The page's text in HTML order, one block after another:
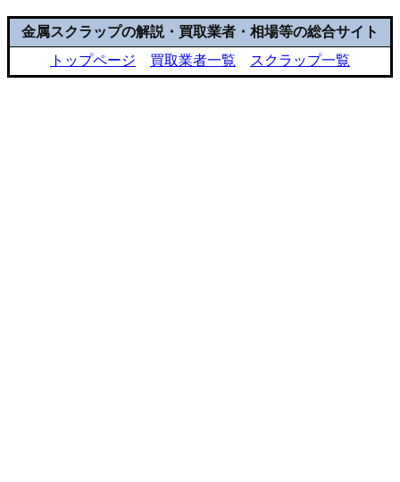
金属スクラップの解説・買取業者・相場等の総合サイト
トップページ
買取業者一覧 スクラップ一覧